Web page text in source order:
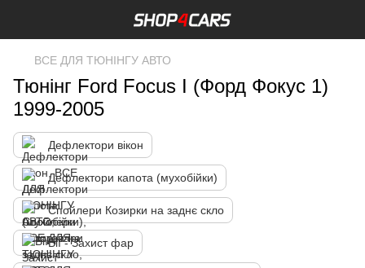
ВСЕ ДЛЯ ТЮНІНГУ АВТО
Тюнінг Ford Focus I (Форд Фокус 1)
1999-2005
Дефлектори вікон
Дефлектори капота (мухобійки)
Спойлери Козирки на заднє скло
Вії - Захист фар